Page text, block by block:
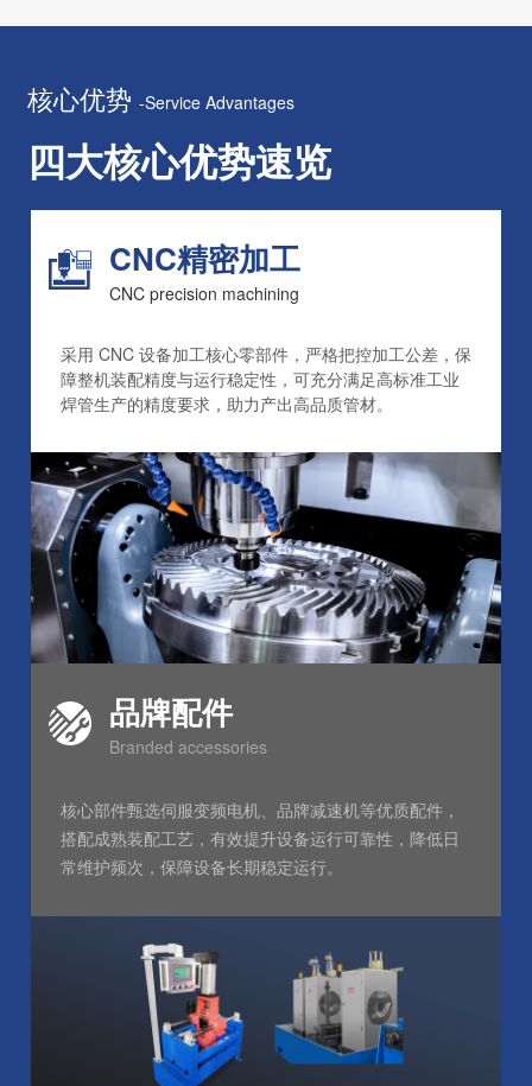
核心优势 -Service Advantages
四大核心优势速览
CNC精密加工
CNC precision machining
采用 CNC 设备加工核心零部件，严格把控加工公差，保
障整机装配精度与运行稳定性，可充分满足高标准工业
焊管生产的精度要求，助力产出高品质管材。
品牌配件
Branded accessories
核心部件甄选伺服变频电机、品牌减速机等优质配件，
搭配成熟装配工艺，有效提升设备运行可靠性，降低日
常维护频次，保障设备长期稳定运行。